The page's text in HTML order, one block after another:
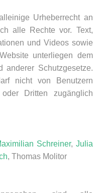
Urheberrecht an
alle Rechte vor. Text,
und Videos sowie
unterliegen dem
anderer Schutzgesetze.
nicht von Benutzern
Dritten zugänglich
Schreiner, Julia
, Thomas Molitor